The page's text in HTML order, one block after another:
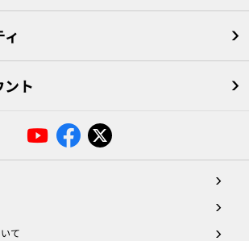
ント
て